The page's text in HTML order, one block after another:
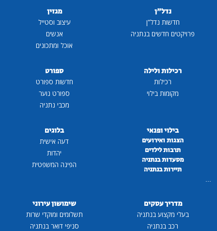
נדל"ן
חדשות נדל"ן
פרויקטים חדשים בנתניה
מגזין
עיצוב וסטייל
אנשים
אוכל ומתכונים
רכילות ולילה
רכילות
מקומות בילוי
ספורט
חדשות ספורט
ספורט נוער
מכבי נתניה
בילוי ופנאי
הצגות ואירועים
תרבות לילדים
מסעדות בנתניה
תיירות בנתניה
...
בלוגים
דעה אישית
יהדות
הפינה המשפטית
מדריך עסקים
בעלי מקצוע בנתניה
רכב בנתניה
שימושון עירוני
תשלומים ומוקדי שרות
סניפי דואר בנתניה